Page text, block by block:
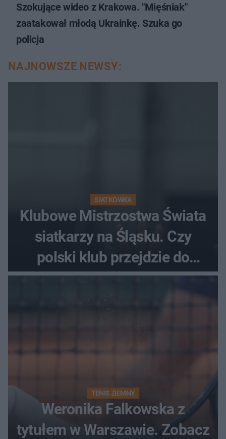
Szokujące wideo z Krakowa. "Mięśniak"
zaatakował młodą Ukrainkę. Szuka go
policja
NAJNOWSZE NEWSY:
SIATKÓWKA
Klubowe Mistrzostwa Świata
siatkarzy na Śląsku. Czy
polski klub przejdzie do
historii
TENIS ZIEMNY
Weronika Falkowska z
tytułem w Warszawie. Zobacz